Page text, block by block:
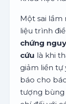
Một sai
liệu trình
chứng
cứu là khi
giảm liền
báo cho
tượng bùng